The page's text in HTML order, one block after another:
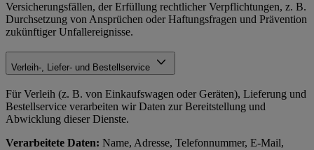
Versicherungsfällen, der Erfüllung rechtlicher Verpflichtungen, z. B.
Durchsetzung von Ansprüchen oder Haftungsfragen und Prävention
zukünftiger Unfallereignisse.
Verleih-, Liefer- und Bestellservice
Für Verleih (z. B. von Einkaufswagen oder Geräten), Lieferung und
Bestellservice verarbeiten wir Daten zur Bereitstellung und
Abwicklung dieser Dienste.
Verarbeitete Daten: Name, Adresse, Telefonnummer, E-Mail,